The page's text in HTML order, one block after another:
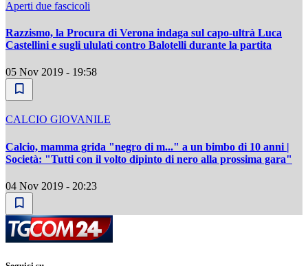
Aperti due fascicoli
Razzismo, la Procura di Verona indaga sul capo-ultrà Luca
Castellini e sugli ululati contro Balotelli durante la partita
05 Nov 2019 - 19:58
CALCIO GIOVANILE
Calcio, mamma grida "negro di m..." a un bimbo di 10 anni |
Società: "Tutti con il volto dipinto di nero alla prossima gara"
04 Nov 2019 - 20:23